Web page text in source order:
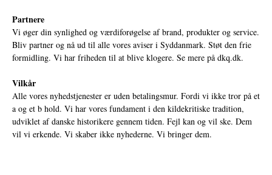
Partnere
Vi øger din synlighed og værdiforøgelse af brand, produkter og service.
Bliv partner og nå ud til alle vores aviser i Syddanmark. Støt den frie
formidling. Vi har friheden til at blive klogere. Se mere på dkq.dk.
Vilkår
Alle vores nyhedstjenester er uden betalingsmur. Fordi vi ikke tror på et
a og et b hold. Vi har vores fundament i den kildekritiske tradition,
udviklet af danske historikere gennem tiden. Fejl kan og vil ske. Dem
vil vi erkende. Vi skaber ikke nyhederne. Vi bringer dem.